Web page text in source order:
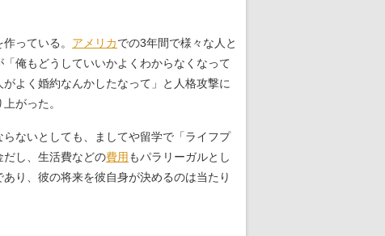
っている。 アメリカでの3年間で様々な人と
俺もどうしていいかよくわからなくなって
よく婚約なんかしたなって」と人格攻撃に
がった。
ないとしても、ましてや留学で「ライフプ
し、生活費などの費用 もパラリーガルとし
り、彼の将来を彼自身が決めるのは当たり